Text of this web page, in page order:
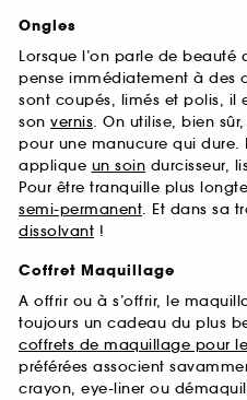
Ongles
Lorsque l’on parle de beauté
pense immédiatement à des
sont coupés, limés et polis, il
son vernis. On utilise, bien sûr,
pour une manucure qui dure.
applique un soin durcisseur,
Pour être tranquille plus
semi-permanent. Et dans sa
dissolvant !
Coffret Maquillage
A offrir ou à s’offrir, le
toujours un cadeau du plus
coffrets de maquillage pour
préférées associent
crayon, eye-liner ou